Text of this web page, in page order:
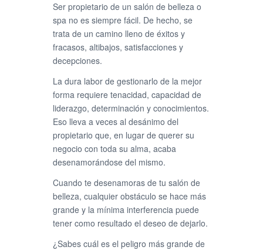
Ser propietario de un salón de belleza o
spa no es siempre fácil. De hecho, se
trata de un camino lleno de éxitos y
fracasos, altibajos, satisfacciones y
decepciones.
La dura labor de gestionarlo de la mejor
forma requiere tenacidad, capacidad de
liderazgo, determinación y conocimientos.
Eso lleva a veces al desánimo del
propietario que, en lugar de querer su
negocio con toda su alma, acaba
desenamorándose del mismo.
Cuando te desenamoras de tu salón de
belleza, cualquier obstáculo se hace más
grande y la mínima interferencia puede
tener como resultado el deseo de dejarlo.
¿Sabes cuál es el peligro más grande de